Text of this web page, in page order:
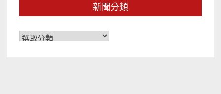
新聞分類
新